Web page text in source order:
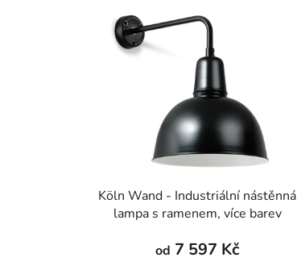
Köln Wand - Industriální nástěnná
lampa s ramenem, více barev
od 7 597 Kč